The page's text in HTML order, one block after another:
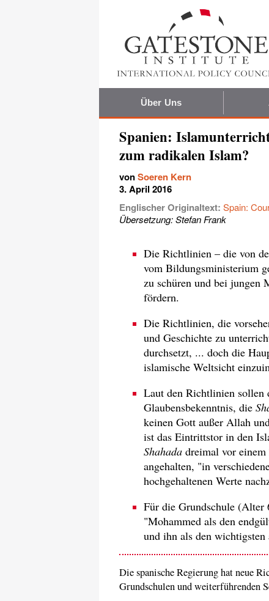
Über Uns
Spanien:
zum radikalen Islam?
vonSoeren Kern
3. April 2016
Englischer Originaltext: Spain:
Übersetzung: Stefan Frank
Die Richtlinien – die von
vom Bildungsministerium
zu schüren und bei jungen
fördern.
Die Richtlinien, die
und Geschichte zu
durchsetzt, ... doch die
islamische Weltsicht
Laut den Richtlinien sollen
Glaubensbekenntnis, die
keinen Gott außer Allah
ist das Eintrittstor in den
Shahada dreimal vor einem
angehalten, "in
hochgehaltenen Werte
Für die Grundschule
"Mohammed als den
und ihn als den wichtigsten
Die spanische Regierung hat neue
Grundschulen und weiterführenden